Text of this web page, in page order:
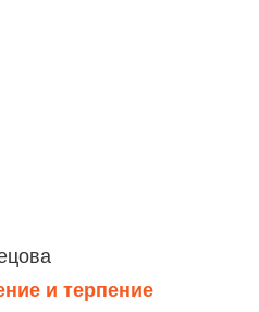
и терпение